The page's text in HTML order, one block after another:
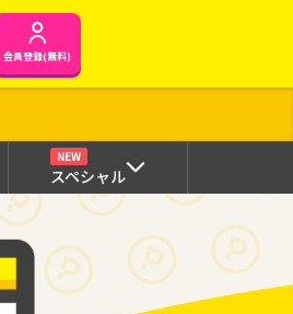
会員登録(無料)
NEW
スペシャル